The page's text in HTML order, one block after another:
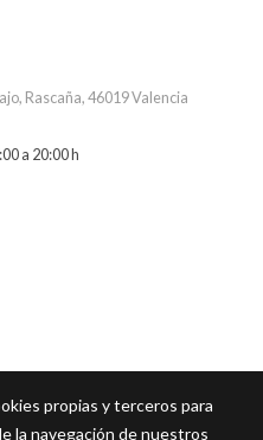
Rascaña, 46019 Valencia
a 20:00 h
propias y terceros para
la navegación de nuestros